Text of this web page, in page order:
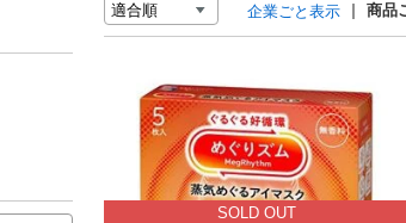
企業ごと表示 商品
SOLD OUT